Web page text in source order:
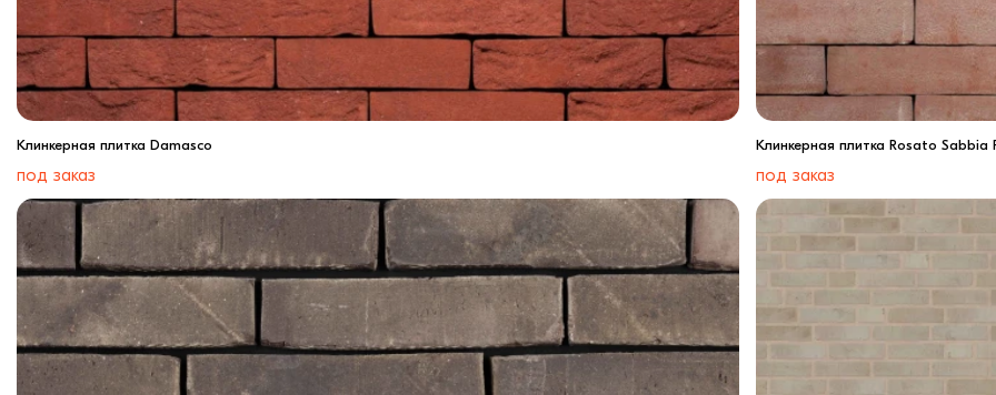
Клинкерная плитка Damasco
под заказ
Клинкерная плитка Rosato Sabbia
под заказ